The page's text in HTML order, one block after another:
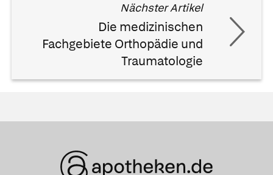
Nächster Artikel
Die medizinischen
Fachgebiete Orthopädie und
Traumatologie